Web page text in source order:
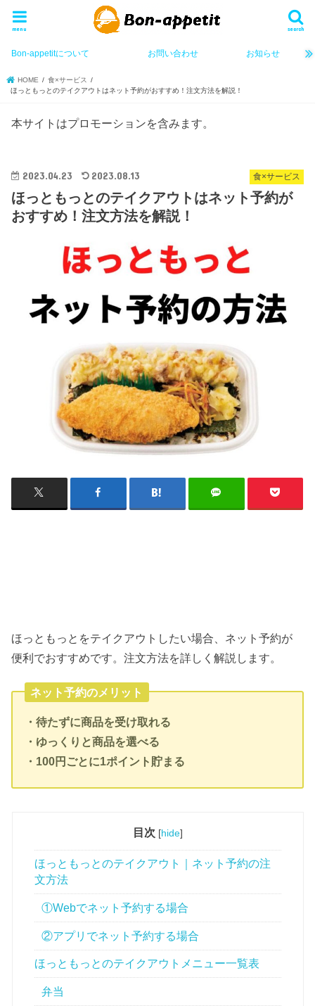
search
menu
Bon-appetitについて お問い合わせ お知らせ
HOME
食×サービス
ほっともっとのテイクアウトはネット予約がおすすめ！注文方法を解説！
本サイトはプロモーションを含みます。
食×サービス
2023.04.23 2023.08.13
ほっともっとのテイクアウトはネット予約が
おすすめ！注文方法を解説！
ほっともっとをテイクアウトしたい場合、ネット予約が
便利でおすすめです。注文方法を詳しく解説します。
ネット予約のメリット
・待たずに商品を受け取れる
・ゆっくりと商品を選べる
・100円ごとに1ポイント貯まる
目次 [hide]
ほっともっとのテイクアウト｜ネット予約の注
文方法
①Webでネット予約する場合
②アプリでネット予約する場合
ほっともっとのテイクアウトメニュー一覧表
弁当